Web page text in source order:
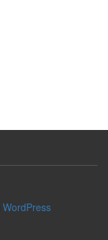
WordPress